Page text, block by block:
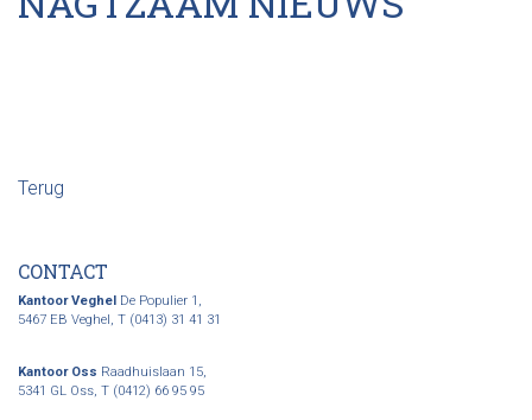
Terug
CONTACT
Kantoor Veghel De Populier 1,
5467 EB Veghel, T (0413) 31 41 31
Kantoor Oss Raadhuislaan 15,
5341 GL Oss, T (0412) 66 95 95